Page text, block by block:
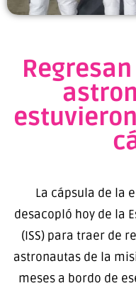
La cápsula de la
desacopló hoy de la
(ISS) para traer de
astronautas de la
meses a bordo de